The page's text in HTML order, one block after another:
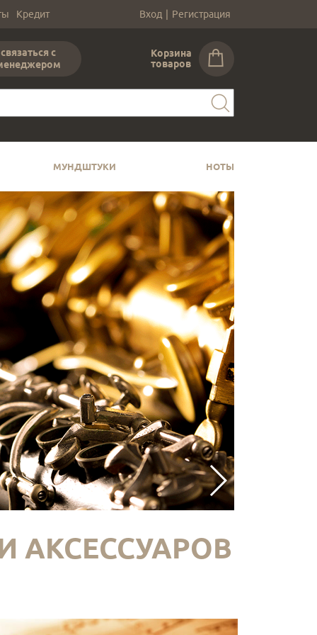
Кредит Вход | Регистрация
связаться с
Корзина
товаров
МУНДШТУКИ НОТЫ
АКСЕССУАРОВ